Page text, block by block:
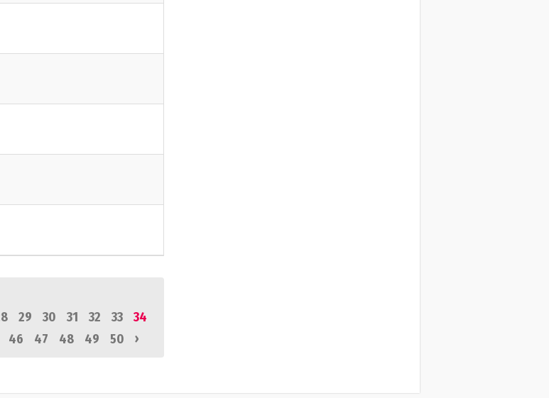
29 30 31 32 33
34
46 47 48 49 50 ›